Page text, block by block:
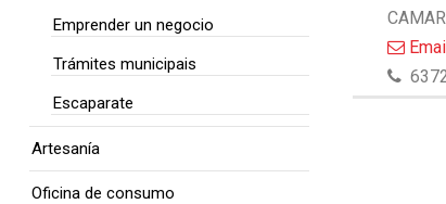
Emprender un negocio
Trámites municipais
Escaparate
Artesanía
Oficina de consumo